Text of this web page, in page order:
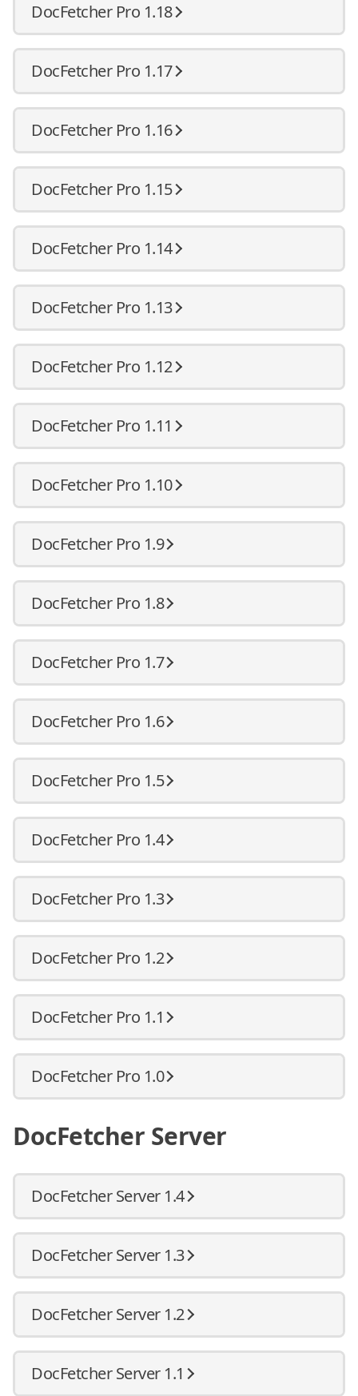
DocFetcher Pro 1.18
DocFetcher Pro 1.17
DocFetcher Pro 1.16
DocFetcher Pro 1.15
DocFetcher Pro 1.14
DocFetcher Pro 1.13
DocFetcher Pro 1.12
DocFetcher Pro 1.11
DocFetcher Pro 1.10
DocFetcher Pro 1.9
DocFetcher Pro 1.8
DocFetcher Pro 1.7
DocFetcher Pro 1.6
DocFetcher Pro 1.5
DocFetcher Pro 1.4
DocFetcher Pro 1.3
DocFetcher Pro 1.2
DocFetcher Pro 1.1
DocFetcher Pro 1.0
DocFetcher Server
DocFetcher Server 1.4
DocFetcher Server 1.3
DocFetcher Server 1.2
DocFetcher Server 1.1